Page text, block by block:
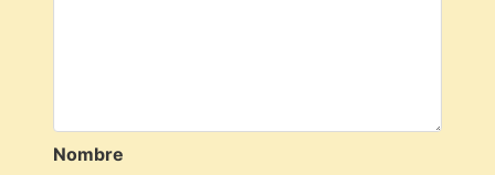
Nombre